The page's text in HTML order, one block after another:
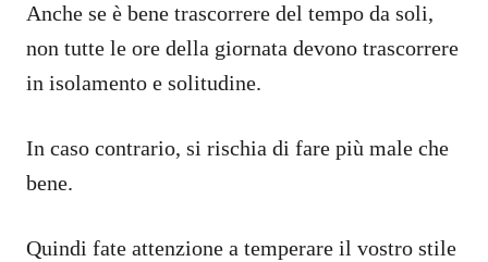
Anche se è bene trascorrere del tempo da soli,
non tutte le ore della giornata devono trascorrere
in isolamento e solitudine.
In caso contrario, si rischia di fare più male che
bene.
Quindi fate attenzione a temperare il vostro stile